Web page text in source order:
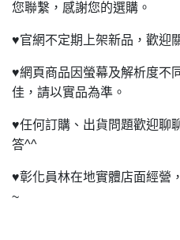
您聯繫，感謝您的選購。
♥官網不定期上架新品，歡迎
♥網頁商品因螢幕及解析度不
佳，請以實品為準。
♥任何訂購、出貨問題歡迎聊
答^^
♥彰化員林在地實體店面經營
~